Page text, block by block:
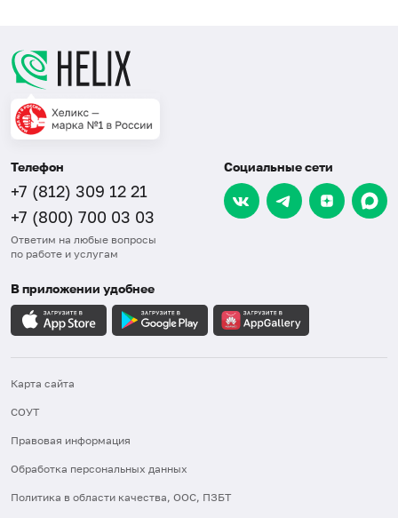
Телефон
+7 (812) 309 12 21
+7 (800) 700 03 03
Ответим на любые вопросы
по работе и услугам
Социальные сети
В приложении удобнее
Карта сайта
СОУТ
Правовая информация
Обработка персональных данных
Политика в области качества, ООС, ПЗБТ